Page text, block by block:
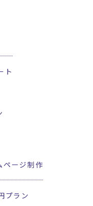
ト
ページ制作
プラン